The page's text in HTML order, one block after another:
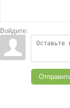
Войдите: